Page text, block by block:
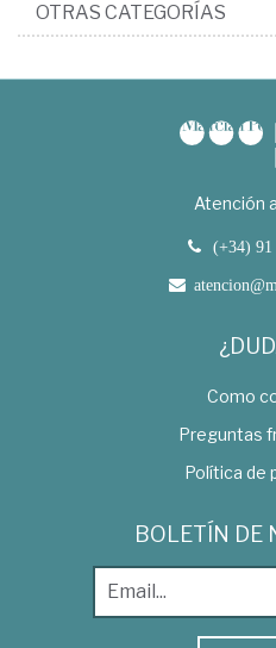
OTRAS CATEGORÍAS
Atención
(+34) 91
Como
Preguntas
Política de
BOLETÍN DE